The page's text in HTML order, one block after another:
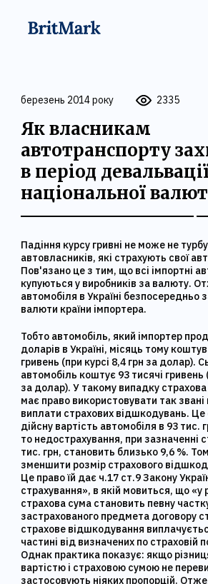
березень 2014 року 2335
Як власникам
автотранспорту
в період
національної
Падіння курсу гривні не може не
автовласників, які страхують свої
Пов'язано це з тим, що всі імпортні
купуються у виробників за валюту.
автомобіля в Україні безпосередньо
валюти країни імпортера.
Тобто автомобіль, який імпортер
доларів в Україні, місяць тому
гривень (при курсі 8,4 грн за долар).
автомобіль коштує 93 тисячі гривень
за долар). У такому випадку
має право використовувати так звані
виплати страхових відшкодувань.
дійсну вартість автомобіля в 93 тис.
то недострахування, при зазначенні
тис. грн, становить близько 9,6 %.
зменшити розмір страхового
Це право їй дає ч.17 ст.9 Закону
страхування», в якій мовиться, що «у
страхова сума становить певну
застрахованого предмета договору
страхове відшкодування
частині від визначених по страховій
Однак практика показує: якщо
вартістю і страховою сумою не
застосовують ніяких пропорцій.